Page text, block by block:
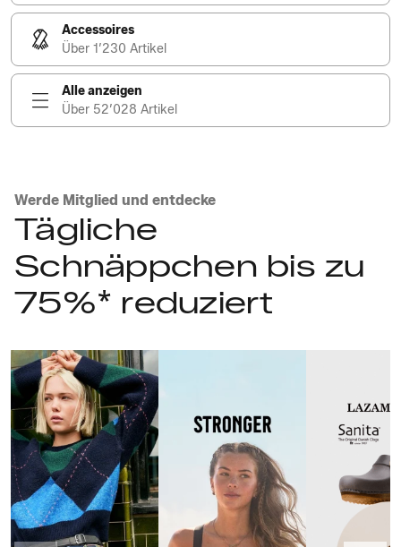
Accessoires
Über 1’230 Artikel
Alle anzeigen
Über 52’028 Artikel
Werde Mitglied und entdecke
Tägliche
Schnäppchen bis zu
75%* reduziert